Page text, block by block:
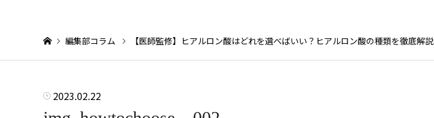
編集部コラム 【医師監修】ヒアルロン酸はどれを選べばいい？ヒアルロン酸の種類を徹底解説
2023.02.22